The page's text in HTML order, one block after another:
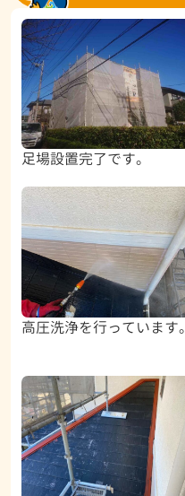
足場設置完了です。
高圧洗浄を行っています。